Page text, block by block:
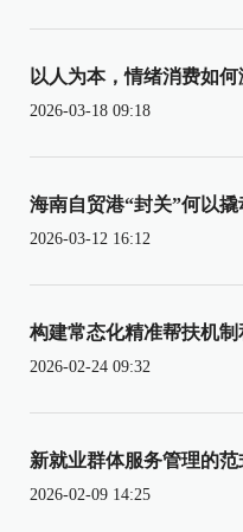
以人为本，情绪消费如
2026-03-18 09:18
海南自贸港“封关”何以
2026-03-12 16:12
构建常态化精准帮扶机
2026-02-24 09:32
新就业群体服务管理的
2026-02-09 14:25